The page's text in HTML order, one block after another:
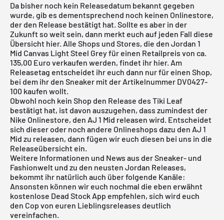
Da bisher noch kein Releasedatum bekannt gegeben
wurde, gib es dementsprechend noch keinen Onlinestore,
der den Release bestätigt hat. Sollte es aber in der
Zukunft so weit sein, dann merkt euch auf jeden Fall diese
Übersicht hier. Alle Shops und Stores, die den Jordan 1
Mid Canvas Light Steel Grey für einen Retailpreis von ca.
135,00 Euro verkaufen werden, findet ihr hier. Am
Releasetag entscheidet ihr euch dann nur für einen Shop,
bei dem ihr den Sneaker mit der Artikelnummer DV0427-
100 kaufen wollt.
Obwohl noch kein Shop den Release des Tiki Leaf
bestätigt hat, ist davon auszugehen, dass zumindest der
Nike Onlinestore, den AJ 1 Mid releasen wird. Entscheidet
sich dieser oder noch andere Onlineshops dazu den AJ 1
Mid zu releasen, dann fügen wir euch diesen bei uns in die
Releaseübersicht ein.
Weitere Informationen und News aus der Sneaker- und
Fashionwelt und zu den neusten Jordan Releases,
bekommt ihr natürlich auch über folgende Kanäle:
Ansonsten können wir euch nochmal die eben erwähnt
kostenlose Dead Stock App empfehlen, sich wird euch
den Cop von euren Lieblingsreleases deutlich
vereinfachen.